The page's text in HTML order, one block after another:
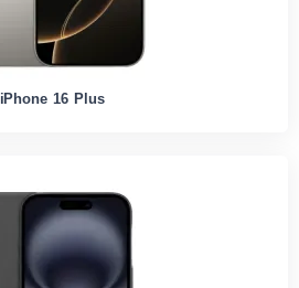
iPhone 16 Plus